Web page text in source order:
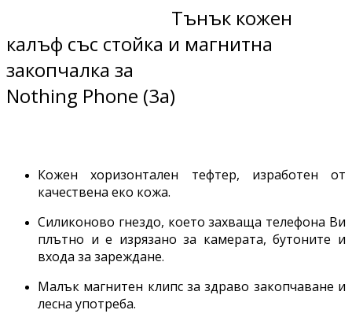
Тънък кожен
калъф със стойка и магнитна
закопчалка за
Nothing Phone (3a)
Кожен хоризонтален тефтер, изработен от
качествена еко кожа.
Силиконово гнездо, което захваща телефона Ви
плътно и е изрязано за камерата, бутоните и
входа за зареждане.
Малък магнитен клипс за здраво закопчаване и
лесна употреба.